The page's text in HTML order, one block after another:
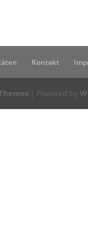
Kontakt
| Powered by